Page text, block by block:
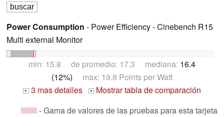
Power Consumption - Power Efficiency - Cinebench R15
Multi external Monitor
min: 15.8 de promedio: 17.3 mediana: 16.4
(12%) max: 19.8 Points per Watt
+ 3 mas detalles +
Mostrar tabla de comparación
- Gama de valores de las pruebas para esta tarjeta